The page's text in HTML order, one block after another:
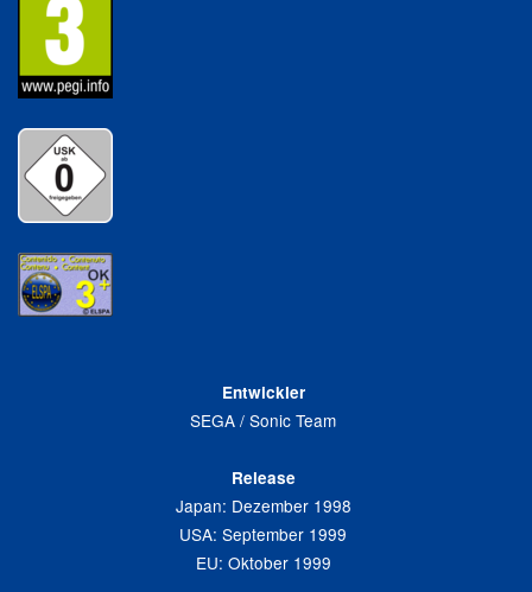
Entwickler
SEGA / Sonic Team
Release
Japan: Dezember 1998
USA: September 1999
EU: Oktober 1999